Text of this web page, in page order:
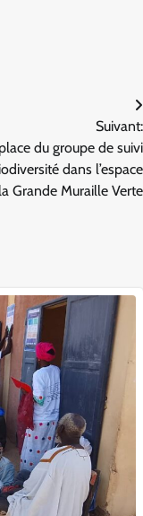
Suivant:
du groupe de suivi
dans l’espace
Grande Muraille Verte